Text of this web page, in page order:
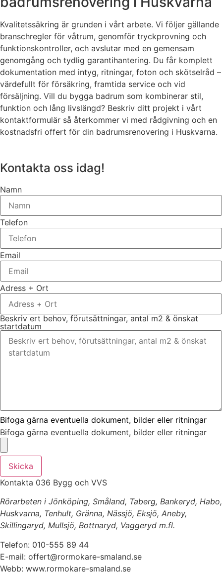
Kvalitetssäkring är grunden i vårt arbete. Vi följer gällande
branschregler för våtrum, genomför tryckprovning och
funktionskontroller, och avslutar med en gemensam
genomgång och tydlig garantihantering. Du får komplett
dokumentation med intyg, ritningar, foton och skötselråd –
värdefullt för försäkring, framtida service och vid
försäljning. Vill du bygga badrum som kombinerar stil,
funktion och lång livslängd? Beskriv ditt projekt i vårt
kontaktformulär så återkommer vi med rådgivning och en
kostnadsfri offert för din badrumsrenovering i Huskvarna.
Kontakta oss idag!
Namn
Telefon
Email
Adress + Ort
Beskriv ert behov, förutsättningar, antal m2 & önskat
startdatum
Bifoga gärna eventuella dokument, bilder eller ritningar
Bifoga gärna eventuella dokument, bilder eller ritningar
Skicka
Kontakta 036 Bygg och VVS
Rörarbeten i Jönköping, Småland, Taberg, Bankeryd, Habo,
Huskvarna, Tenhult, Gränna, Nässjö, Eksjö, Aneby,
Skillingaryd, Mullsjö, Bottnaryd, Vaggeryd m.fl.
Telefon: 010-555 89 44
E-mail: offert@rormokare-smaland.se
Webb: www.rormokare-smaland.se